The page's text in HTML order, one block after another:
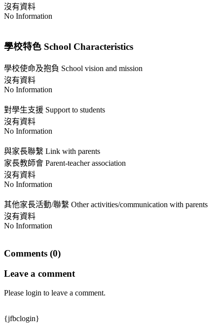
沒有資料
No Information
學校特色 School Characteristics
學校使命及抱負 School vision and mission
沒有資料
No Information
對學生支援 Support to students
沒有資料
No Information
與家長聯繫 Link with parents
家長教師會 Parent-teacher association
沒有資料
No Information
其他家長活動/聯繫 Other activities/communication with parents
沒有資料
No Information
Comments (0)
Leave a comment
Please login to leave a comment.
{jfbclogin}